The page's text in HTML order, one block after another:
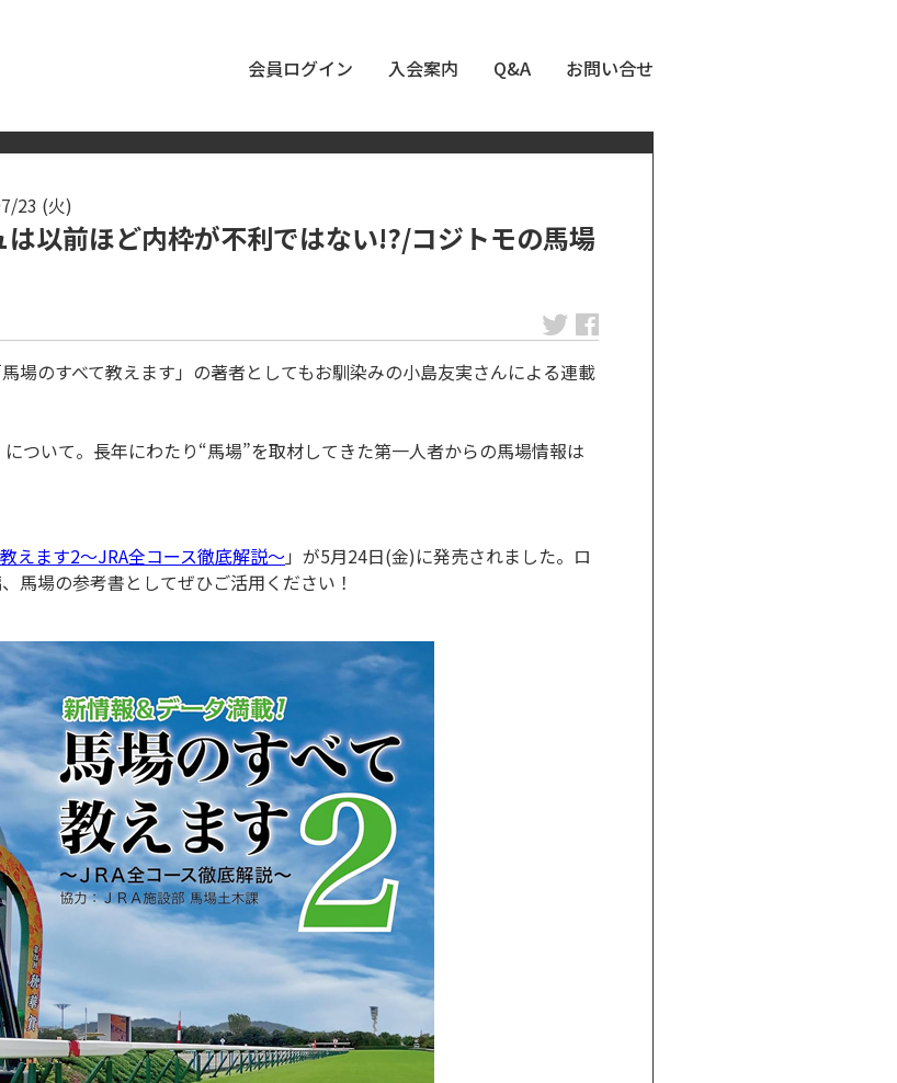
会員ログイン 入会案内 Q&A お問い合せ
23 (火)
以前ほど内枠が不利ではない!?/コジトモの馬場
場のすべて教えます」の著者としてもお馴染みの小島友実さんによる連載
ついて。長年にわたり“馬場”を取材してきた第一人者からの馬場情報は
えます2～JRA全コース徹底解説～」が5月24日(金)に発売されました。ロ
馬場の参考書としてぜひご活用ください！